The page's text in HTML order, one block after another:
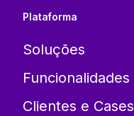
Plataforma
Soluções
Funcionalidades
Clientes e Cases